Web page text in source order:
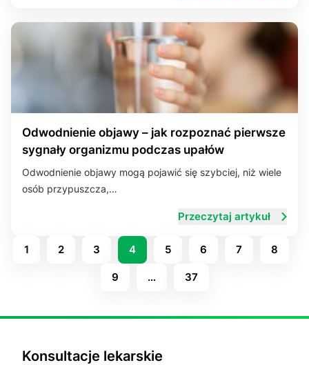
Odwodnienie objawy – jak rozpoznać pierwsze
sygnały organizmu podczas upałów
Odwodnienie objawy mogą pojawić się szybciej, niż wiele
osób przypuszcza,…
Przeczytaj artykuł
1 2 3 4 5 6 7 8
9 … 37
Konsultacje lekarskie